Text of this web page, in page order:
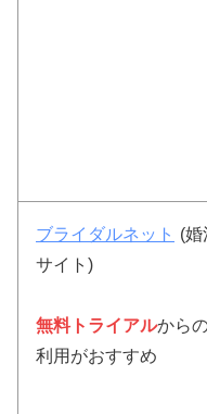
ブライダルネット (婚
サイト)
無料トライアルから
利用がおすすめ